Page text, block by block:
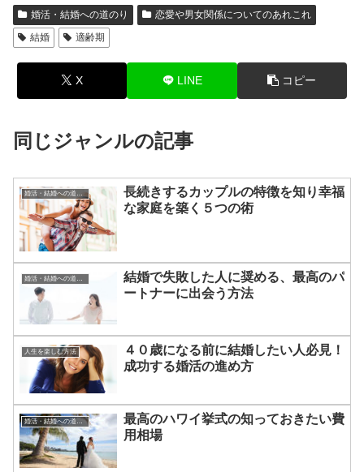
婚活・結婚への道のり
恋愛や男女関係についてのあれこれ
結婚
適齢期
X LINE コピー
同じジャンルの記事
婚活・結婚への道のり
長続きするカップルの特徴を知り幸福
な家庭を築く５つの術
婚活・結婚への道のり
結婚で失敗した人に奨める、最高のパ
ートナーに出会う方法
人生を楽しむ方法
４０歳になる前に結婚したい人必見！
成功する婚活の進め方
最高のハワイ挙式の知っておきたい費
用相場